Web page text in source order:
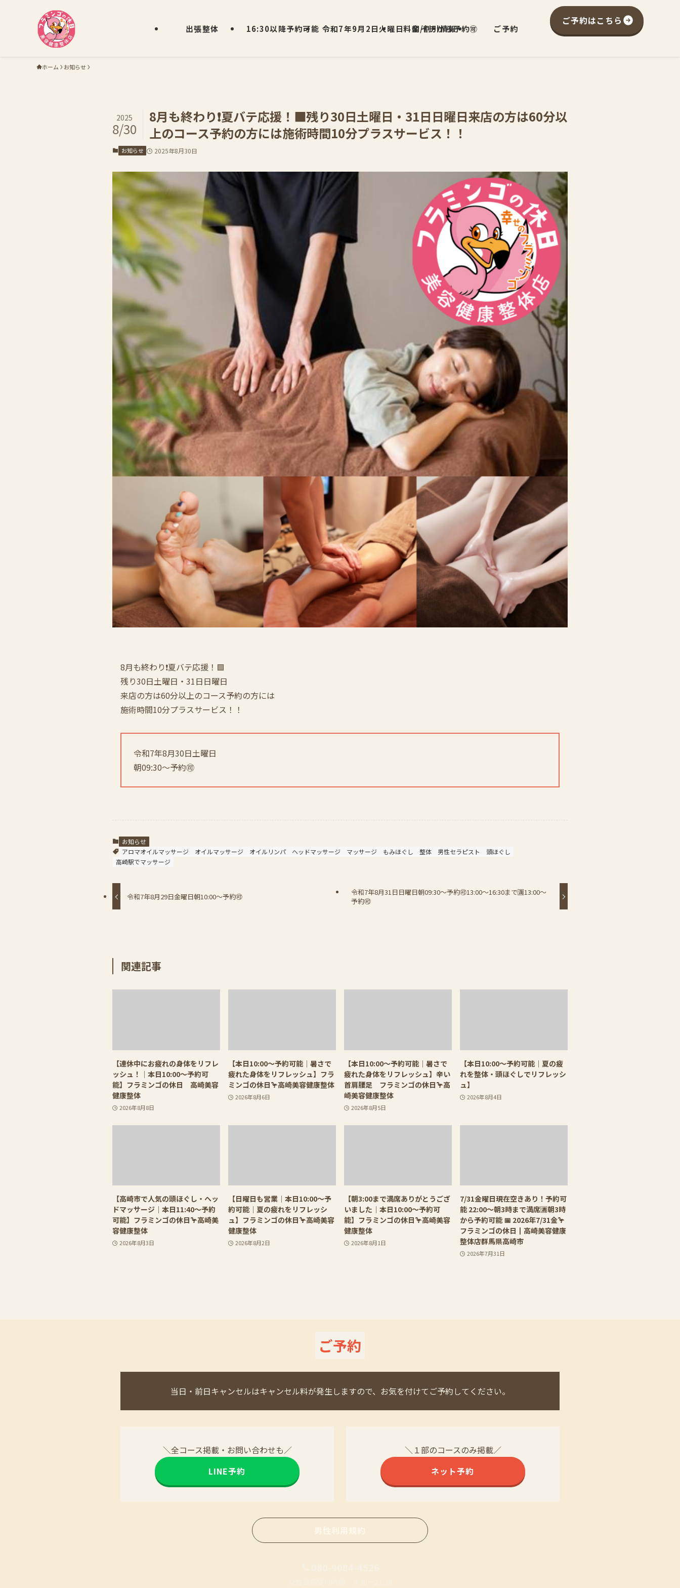
出張整体 16:30以降予約可能 令和7年9月2日火曜日 朝イチから予約🉑
料金/割引情報 ご予約
ご予約はこちら
ホーム お知らせ
8月も終わり❗️夏バテ応援！🟩残り30日土曜日・31日日曜日来店の方は60分以
上のコース予約の方には施術時間10分プラスサービス！！
2025
8/30
お知らせ 2025年8月30日
8月も終わり❗️夏バテ応援！🟩
残り30日土曜日・31日日曜日
来店の方は60分以上のコース予約の方には
施術時間10分プラスサービス！！
令和7年8月30日土曜日
朝09:30〜予約🉑
お知らせ
アロマオイルマッサージ
オイルマッサージ オイルリンパ ヘッドマッサージ マッサージ もみほぐし 整体 男性セラピスト
頭ほぐし
高崎駅でマッサージ
令和7年8月29日金曜日朝10:00〜予約🉑
令和7年8月31日日曜日朝09:30〜予約🉑13:00〜16:30まで🈵13:00〜
予約🉑
関連記事
【連休中にお疲れの身体をリフレ
ッシュ！｜本日10:00〜予約可
能】フラミンゴの休日 高崎美容
健康整体
2026年8月8日
【本日10:00〜予約可能｜暑さで
疲れた身体をリフレッシュ】フラ
ミンゴの休日🦩高崎美容健康整体
2026年8月6日
【本日10:00〜予約可能｜暑さで
疲れた身体をリフレッシュ】辛い
首肩腰足 フラミンゴの休日🦩高
崎美容健康整体
2026年8月5日
【本日10:00〜予約可能｜夏の疲
れを整体・頭ほぐしでリフレッシ
ュ】
2026年8月4日
【高崎市で人気の頭ほぐし・ヘッ
ドマッサージ｜本日11:40〜予約
可能】フラミンゴの休日🦩高崎美
容健康整体
2026年8月3日
【日曜日も営業｜本日10:00〜予
約可能｜夏の疲れをリフレッシ
ュ】フラミンゴの休日🦩高崎美容
健康整体
2026年8月2日
【朝3:00まで満席ありがとうござ
いました｜本日10:00〜予約可
能】フラミンゴの休日🦩高崎美容
健康整体
2026年8月1日
7/31金曜日現在空きあり！予約可
能 22:00〜朝3時まで満席🈵朝3時
から予約可能 📅 2026年7/31金🦩
フラミンゴの休日┃高崎美容健康
整体店群馬県高崎市
2026年7月31日
ご予約
当日・前日キャンセルはキャンセル料が発生しますので、お気を付けてご予約してください。
＼全コース掲載・お問い合わせも／
LINE予約
＼１部のコースのみ掲載／
ネット予約
男性利用規約